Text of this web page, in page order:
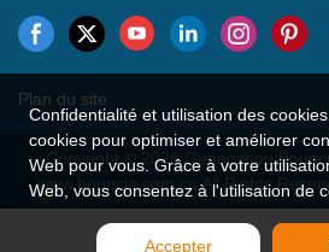
Plan du site
Copyright © 2026 Guangzhou
www.bouncia.com.cn All Rights
Confidentialité et utilisation des
cookies pour optimiser et améliorer
Web pour vous. Grâce à votre
Web, vous consentez à l'utilisation de
Accepter